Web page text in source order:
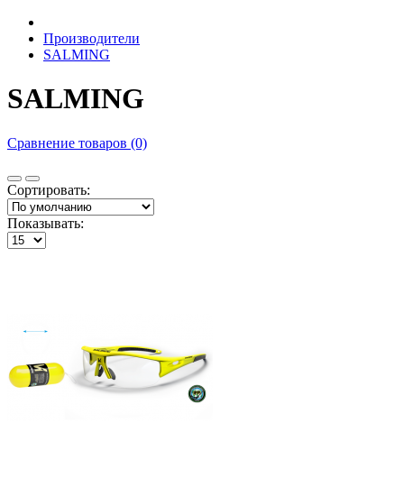
Производители
SALMING
SALMING
Сравнение товаров (0)
Сортировать:
Показывать: